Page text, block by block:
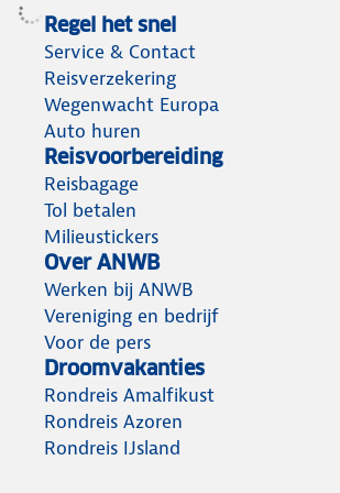
Regel het snel
Service & Contact
Reisverzekering
Wegenwacht Europa
Auto huren
Reisvoorbereiding
Reisbagage
Tol betalen
Milieustickers
Over ANWB
Werken bij ANWB
Vereniging en bedrijf
Voor de pers
Droomvakanties
Rondreis Amalfikust
Rondreis Azoren
Rondreis IJsland